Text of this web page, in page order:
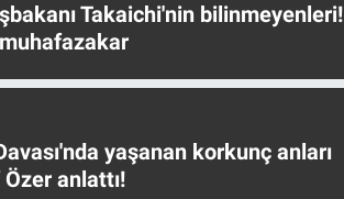
Takaichi'nin bilinmeyenleri!
yaşanan korkunç anları
anlattı!